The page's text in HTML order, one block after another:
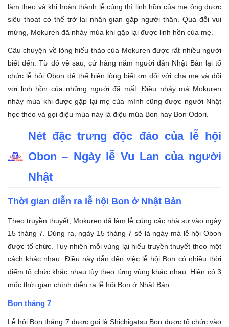
làm theo và khi hoàn thành lễ cúng thì linh hồn của mẹ ông được
siêu thoát có thể trở lại nhân gian gặp người thân. Quá đỗi vui
mừng, Mokuren đã nhảy múa khi gặp lại được linh hồn của mẹ.
Câu chuyện về lòng hiếu thảo của Mokuren được rất nhiều người
biết đến. Từ đó về sau, cứ hàng năm người dân Nhật Bản lại tổ
chức lễ hội Obon để thể hiện lòng biết ơn đối với cha mẹ và đối
với linh hồn của những người đã mất. Điệu nhảy mà Mokuren
nhảy múa khi được gặp lại mẹ của mình cũng được người Nhật
học theo và gọi điệu múa này là điệu múa Bon hay Bon Odori.
Nét đặc trưng độc đáo của lễ hội
Obon – Ngày lễ Vu Lan của người
Nhật
Thời gian diễn ra lễ hội Bon ở Nhật Bản
Theo truyền thuyết, Mokuren đã làm lễ cúng các nhà sư vào ngày
15 tháng 7. Đúng ra, ngày 15 tháng 7 sẽ là ngày mà lễ hội Obon
được tổ chức. Tuy nhiên mỗi vùng lại hiểu truyền thuyết theo một
cách khác nhau. Điều này dẫn đến việc lễ hội Bon có nhiều thời
điểm tổ chức khác nhau tùy theo từng vùng khác nhau. Hiện có 3
mốc thời gian chính diễn ra lễ hội Bon ở Nhật Bản:
Bon tháng 7
Lễ hội Bon tháng 7 được gọi là Shichigatsu Bon được tổ chức vào